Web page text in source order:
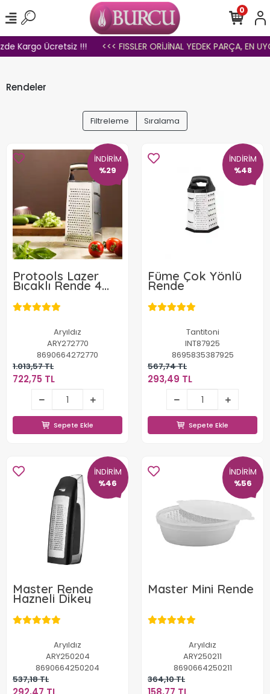
Kargo Ücretsiz !!! <<< FISSLER ORİJİNAL YEDEK PARÇA, EN
0
Rendeler
Filtreleme Sıralama
İNDİRİM
%29
Protools Lazer
Bıçaklı Rende 4
Yönlü
Aryıldız
ARY272770
8690664272770
1.013,57 TL
722,75 TL
722,75 TL
Sepete Ekle
Sepete Ekle
İNDİRİM
%48
Füme Çok Yönlü
Rende
Tantitoni
INT87925
8695835387925
567,74 TL
293,49 TL
293,49 TL
Sepete Ekle
Sepete Ekle
İNDİRİM
%46
Master Rende
Hazneli Dikey
Aryıldız
ARY250204
8690664250204
537,18 TL
İNDİRİM
%56
Master Mini Rende
Aryıldız
ARY250211
8690664250211
364,10 TL